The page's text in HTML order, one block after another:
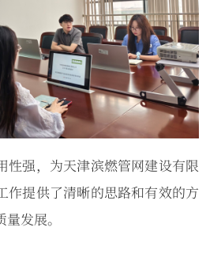
性强，为天津滨燃管网建设有限
作提供了清晰的思路和有效的方
发展。